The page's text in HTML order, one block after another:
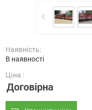
Наявність:
В наявності
Ціна :
Договірна